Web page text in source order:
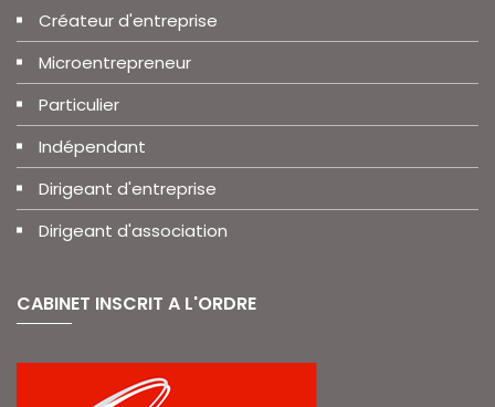
Créateur d'entreprise
Microentrepreneur
Particulier
Indépendant
Dirigeant d'entreprise
Dirigeant d'association
CABINET INSCRIT A L'ORDRE